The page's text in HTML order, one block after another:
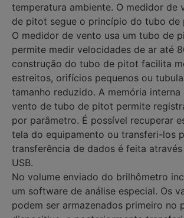
temperatura ambiente. O medidor de
de pitot segue o princípio do tubo de
O medidor de vento usa um tubo de
permite medir velocidades de ar até
construção do tubo de pitot facilita
estreitos, orifícios pequenos ou
tamanho reduzido. A memória
vento de tubo de pitot permite
por parâmetro. É possível recuperar
tela do equipamento ou transferi-los
transferência de dados é feita
USB.
No volume enviado do brilhômetro
um software de análise especial. Os
podem ser armazenados primeiro no